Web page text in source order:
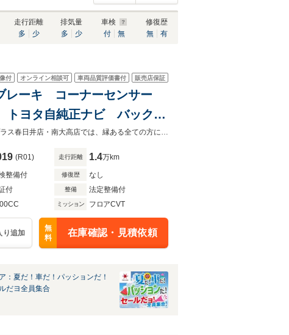
走行距離
多
少
排気量
多
少
車検
付
無
修復歴
無
有
付 オンライン相談可 車両品質評価書付 販売店保証
レーキ コーナーセンサー
ヨタ自純正ナビ バックカ
ンドウ オートヘッドライ愛知県・名古屋最大級の登録済未使用車、チョイ乗り専門店はパッションプラス春日井店・南大高店では、縁ある全ての方に感謝を忘れずサービスの向上と笑顔でお客様をお迎えします。
(R01) 走行距離 1.4万km
整備付 修復歴 なし
付 整備 法定整備付
ミッション フロアCVT
り追加
無
料
在庫確認・見積依頼
：夏だ！車だ！パッションだ！
だヨ全員集合